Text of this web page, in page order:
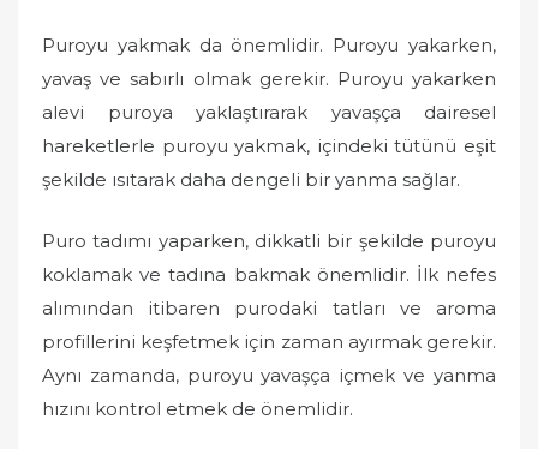
Puroyu yakmak da önemlidir. Puroyu yakarken,
yavaş ve sabırlı olmak gerekir. Puroyu yakarken
alevi puroya yaklaştırarak yavaşça dairesel
hareketlerle puroyu yakmak, içindeki tütünü eşit
şekilde ısıtarak daha dengeli bir yanma sağlar.
Puro tadımı yaparken, dikkatli bir şekilde puroyu
koklamak ve tadına bakmak önemlidir. İlk nefes
alımından itibaren purodaki tatları ve aroma
profillerini keşfetmek için zaman ayırmak gerekir.
Aynı zamanda, puroyu yavaşça içmek ve yanma
hızını kontrol etmek de önemlidir.